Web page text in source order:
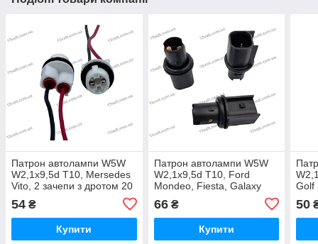
Патрон автолампи W5W
W2,1x9,5d T10, Mersedes
Vito, 2 зачепи з дротом 20
см. повторювач повороту
2057S
54 ₴
Купити
Патрон автолампи W5W
W2,1x9,5d T10, Ford
Mondeo, Fiesta, Galaxy
6R3Z13411BA,
YF1T13411BA DT-A-221
66₴
Купити
Golf
50